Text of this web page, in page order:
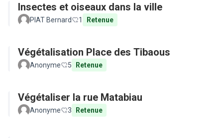
Insectes et oiseaux dans la ville
PIAT Bernard 1 Retenue
Végétalisation Place des Tibaous
Anonyme 5 Retenue
Végétaliser la rue Matabiau
Anonyme 3 Retenue